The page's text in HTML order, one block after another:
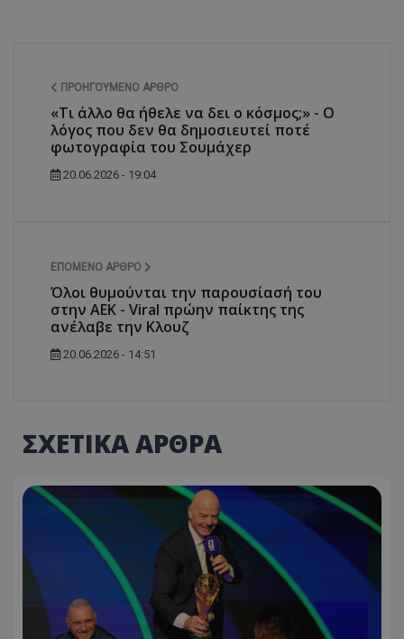
ΠΡΟΗΓΟΎΜΕΝΟ ΆΡΘΡΟ
«Τι άλλο θα ήθελε να δει ο κόσμος;» - Ο
λόγος που δεν θα δημοσιευτεί ποτέ
φωτογραφία του Σουμάχερ
20.06.2026 - 19:04
ΕΠΌΜΕΝΟ ΆΡΘΡΟ
Όλοι θυμούνται την παρουσίασή του
στην ΑΕΚ - Viral πρώην παίκτης της
ανέλαβε την Κλουζ
20.06.2026 - 14:51
ΣΧΕΤΙΚΑ ΑΡΘΡΑ